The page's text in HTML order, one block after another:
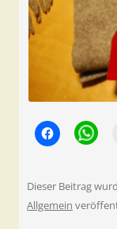
Dieser Beitrag
Allgemein